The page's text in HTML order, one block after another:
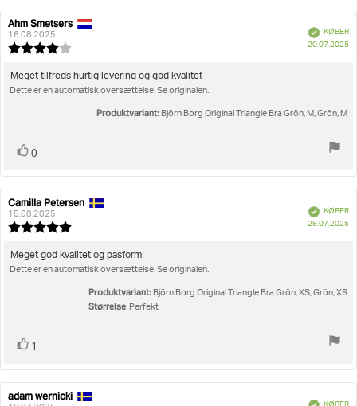
Forfatter
af
bedømmelsen:
Ahm Smetsers
16.08.2025
ud
stjerner
Verificeret
KØBER
20.07.2025
Tekst
til
Meget tilfreds hurtig levering og god kvalitet
Dette er en automatisk oversættelse. Se originalen.
Produktvariant: Björn Borg Original Triangle Bra Grön, M, Grön, M
Stem
0
Forfatter
af
bedømmelsen:
Camilla Petersen
15.08.2025
ud
stjerner
Verificeret
KØBER
29.07.2025
Tekst
til
Meget god kvalitet og pasform.
Dette er en automatisk oversættelse. Se originalen.
Produktvariant: Björn Borg Original Triangle Bra Grön, XS, Grön, XS
Størrelse: Perfekt
Stem
1
Forfatter
adam wernicki
Verificeret